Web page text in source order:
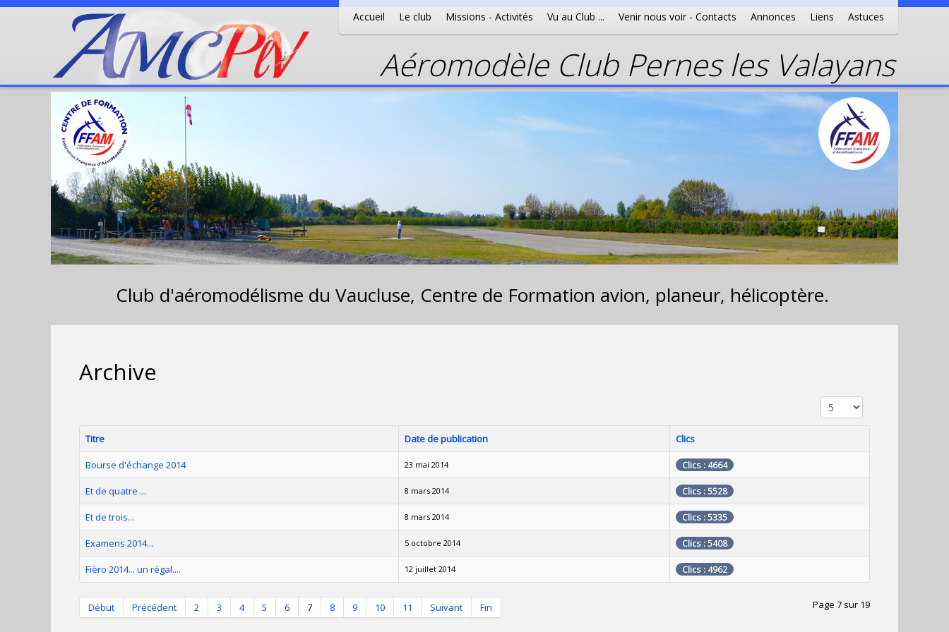
Accueil Le club Missions - Activités Vu au Club ... Venir nous voir - Contacts Annonces Liens Astuces
Aéromodèle Club Pernes les Valayans
Club d'aéromodélisme du Vaucluse, Centre de Formation avion, planeur, hélicoptère.
Archive
Affichage #
Titre Date de publication Clics
Bourse d'échange 2014 23 mai 2014 Clics : 4664
Et de quatre ... 8 mars 2014 Clics : 5528
Et de trois... 8 mars 2014 Clics : 5335
Examens 2014... 5 octobre 2014 Clics : 5408
Fièro 2014... un régal.... 12 juillet 2014 Clics : 4962
Page 7 sur 19
Début Précédent 2 3 4 5 6 7 8 9 10 11 Suivant Fin